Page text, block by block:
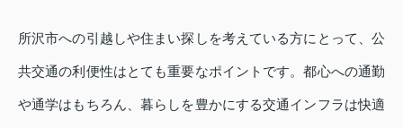
所沢市への引越しや住まい探しを考えている方にとって、公
共交通の利便性はとても重要なポイントです。都心への通勤
や通学はもちろん、暮らしを豊かにする交通インフラは快適